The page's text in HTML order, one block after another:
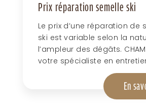
Prix réparation semelle ski
Le prix d’une réparation de
ski est variable selon la
l’ampleur des dégâts.
votre spécialiste en
En